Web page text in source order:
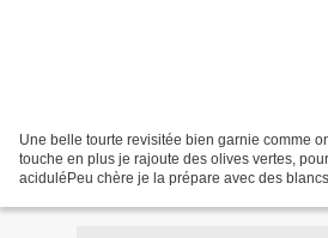
Une belle tourte revisitée bien garnie comme
touche en plus je rajoute des olives vertes,
aciduléPeu chère je la prépare avec des